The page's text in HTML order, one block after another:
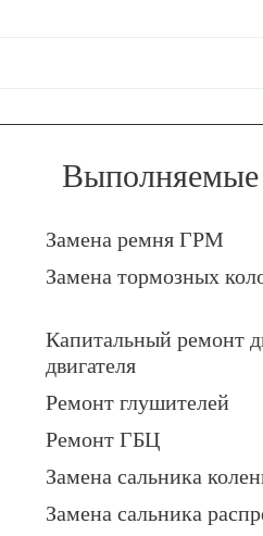
Выполняемые
Замена ремня ГРМ
Замена тормозных
Капитальный ремонт
двигателя
Ремонт глушителей
Ремонт ГБЦ
Замена сальника
Замена сальника